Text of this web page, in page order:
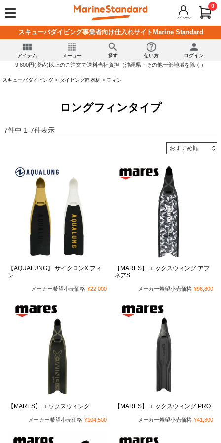
マイページ
0
スキューバダイビング事業者向け仕入れサイトMarine Standard
アイテム メーカー 探す 使い方 ログイン
9,800円(税込)以上のご注文で送料当社負担（沖縄県・その他一部地域を除く）
スキューバダイビング ダイビング軽器材 フィン
ロングフィンタイプ
7件中 1-7件表示
【AQUALUNG】 サイクロンX フィ
ン
メーカー希望小売価格 ¥22,000
【MARES】 エックスウィング アプ
ネアS
メーカー希望小売価格 ¥96,800
【MARES】 エックスウィング
メーカー希望小売価格 ¥104,500
【MARES】 エックスウィング PRO
メーカー希望小売価格 ¥41,800